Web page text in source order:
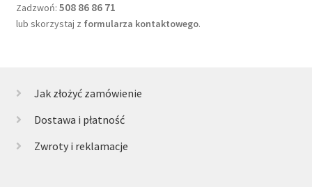
Zadzwoń: 508 86 86 71
lub skorzystaj z formularza kontaktowego.
Jak złożyć zamówienie
Dostawa i płatność
Zwroty i reklamacje